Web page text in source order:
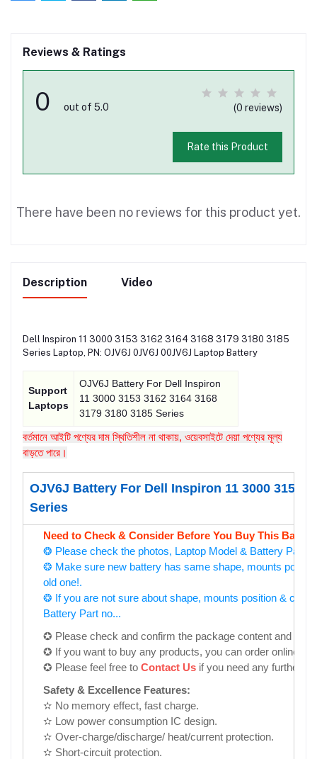
Reviews & Ratings
0 out of 5.0 (0 reviews)
Rate this Product
There have been no reviews for this product yet.
Description Video
Dell Inspiron 11 3000 3153 3162 3164 3168 3179 3180 3185
Series Laptop, PN: OJV6J 0JV6J 00JV6J Laptop Battery
Support
Laptops
OJV6J Battery For Dell Inspiron
11 3000 3153 3162 3164 3168
3179 3180 3185 Series
বর্তমানে আইটি পণ্যের দাম স্থিতিশীল না থাকায়, ওয়েবসাইটে দেয়া পণ্যের মূল্য
বাড়তে পারে।
OJV6J Battery For Dell Inspiron 11 3000 3153
Series
Need to Check & Consider Before You Buy This
❂ Please check the photos, Laptop Model & Battery Part
❂ Make sure new battery has same shape, mounts
old one!.
❂ If you are not sure about shape, mounts position &
Battery Part no...
✪ Please check and confirm the package content and the
✪ If you want to buy any products, you can order online
✪ Please feel free to Contact Us if you need any further
Safety & Excellence Features:
✫ No memory effect, fast charge.
✫ Low power consumption IC design.
✫ Over-charge/discharge/ heat/current protection.
✫ Short-circuit protection.